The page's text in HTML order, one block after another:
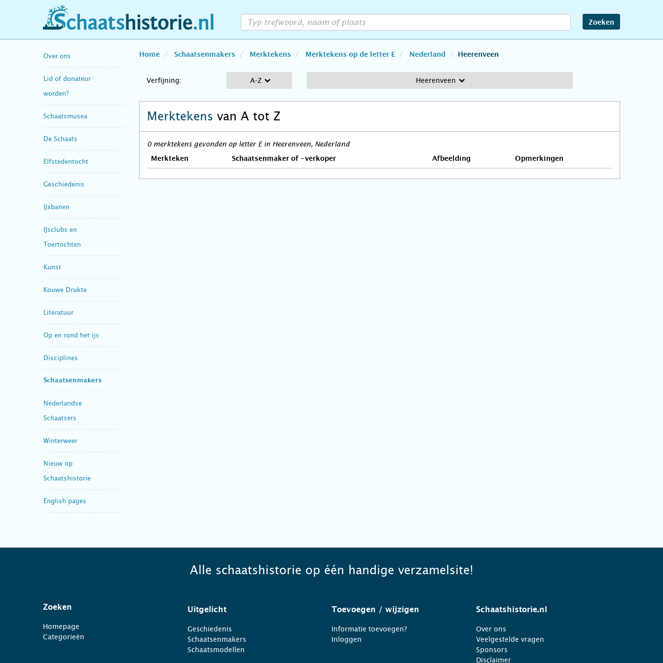
schaatshistorie.nl Zoeken
Over ons
Lid of donateur
worden?
Schaatsmusea
De Schaats
Elfstedentocht
Geschiedenis
IJsbanen
IJsclubs en
Toertochten
Kunst
Kouwe Drukte
Literatuur
Op en rond het ijs
Disciplines
Schaatsenmakers
Nederlandse
Schaatsers
Winterweer
Nieuw op
Schaatshistorie
English pages
Home Schaatsenmakers Merktekens Merktekens op de letter E Nederland Heerenveen
Verfijning: A-Z Heerenveen
Merktekens van A tot Z
0 merktekens gevonden op letter E in Heerenveen, Nederland
Merkteken Schaatsenmaker of -verkoper Afbeelding Opmerkingen
Alle schaatshistorie op één handige verzamelsite!
Zoeken
Homepage
Categorieën
Uitgelicht
Geschiedenis
Schaatsenmakers
Schaatsmodellen
Toevoegen / wijzigen
Informatie toevoegen?
Inloggen
Schaatshistorie.nl
Over ons
Veelgestelde vragen
Sponsors
Disclaimer